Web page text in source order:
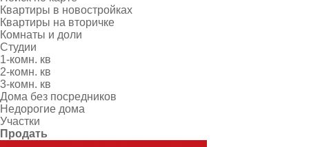
Квартиры в новостройках
Квартиры на вторичке
Комнаты и доли
Студии
1-комн. кв
2-комн. кв
3-комн. кв
Дома без посредников
Недорогие дома
Участки
Продать